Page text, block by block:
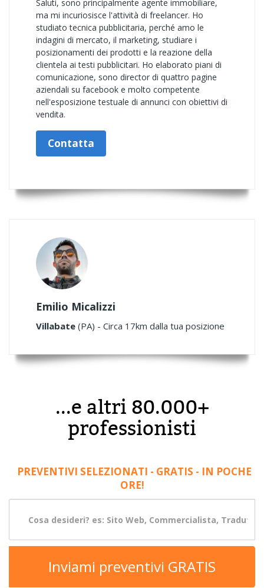
Saluti, sono principalmente agente immobiliare,
ma mi incuriosisce l'attività di freelancer. Ho
studiato tecnica pubblicitaria, perché amo le
indagini di mercato, il marketing, studiare i
posizionamenti dei prodotti e la reazione della
clientela ai testi pubblicitari. Ho elaborato piani di
comunicazione, sono director di quattro pagine
aziendali su facebook e molto competente
nell'esposizione testuale di annunci con obiettivi di
vendita.
Contatta
Emilio Micalizzi
Villabate (PA) - Circa 17km dalla tua posizione
...e altri 80.000+
professionisti
PREVENTIVI SELEZIONATI - GRATIS - IN POCHE
ORE!
Inviami preventivi GRATIS